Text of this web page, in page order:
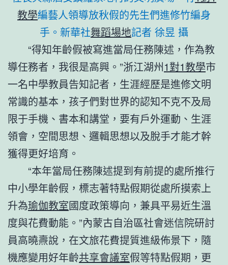
教學編藝人領導放秋假的先生們進修竹編身
手。新華社舞蹈場地記者 徐昱 攝
“得知年齡假被寫進當局任務陳述，作為教
導任務者，我很是高興。”浙江湖州1對1教學市
一名中學教員告知記者，生涯經歷是進修文明
常識的基本，孩子們對世界的認知不克不及局
限于手機、書本和講堂，要有戶外運動、生涯
領會，空間思想、邏輯思想以及脫手才能才幹
獲得更好培育。
“本年當局任務陳述提到有前提的處所推行
中小學年齡假，標志著特點假期從處所摸索上
升為瑜伽教室國度政策導向，兼具平易近生溫
度與花費動能。”內蒙古自治區社會迷信院研討
員高曉燾說，在文旅花費提質進級佈景下，隨
機應變用好年齡共享會議室假等特點假期，更